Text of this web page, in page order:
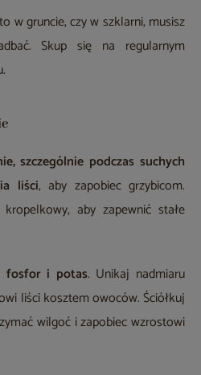
w gruncie, czy w szklarni, musisz
Skup się na regularnym
szczególnie podczas suchych
liści, aby zapobiec grzybicom.
aby zapewnić stałe
fosfor i potas. Unikaj nadmiaru
liści kosztem owoców. Ściółkuj
wilgoć i zapobiec wzrostowi